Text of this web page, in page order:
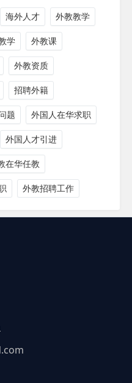
海外人才 外教教学
学 外教课
外教资质
招聘外籍
题 外国人在华求职
外国人才引进
在华任教
外教招聘工作